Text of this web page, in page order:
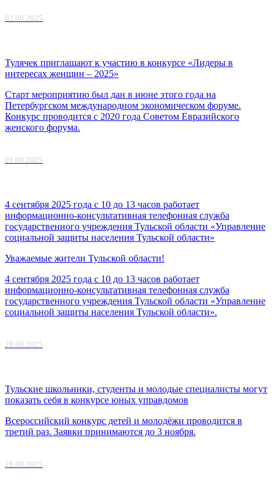
02.09.2025
Тулячек приглашают к участию в конкурсе «Лидеры в
интересах женщин – 2025»
Старт мероприятию был дан в июне этого года на
Петербургском международном экономическом форуме.
Конкурс проводится с 2020 года Советом Евразийского
женского форума.
01.09.2025
4 сентября 2025 года с 10 до 13 часов работает
информационно-консультативная телефонная служба
государственного учреждения Тульской области «Управление
социальной защиты населения Тульской области»
Уважаемые жители Тульской области!
4 сентября 2025 года с 10 до 13 часов работает
информационно-консультативная телефонная служба
государственного учреждения Тульской области «Управление
социальной защиты населения Тульской области».
28.08.2025
Тульские школьники, студенты и молодые специалисты могут
показать себя в конкурсе юных управдомов
Всероссийский конкурс детей и молодёжи проводится в
третий раз. Заявки принимаются до 3 ноября.
28.08.2025